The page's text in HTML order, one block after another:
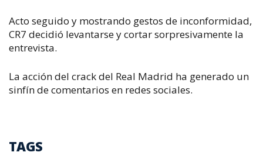
Acto seguido y mostrando gestos de inconformidad,
CR7 decidió levantarse y cortar sorpresivamente la
entrevista.
La acción del crack del Real Madrid ha generado un
sinfín de comentarios en redes sociales.
TAGS